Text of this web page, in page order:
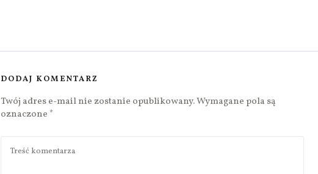
DODAJ KOMENTARZ
Twój adres e-mail nie zostanie opublikowany.Wymagane pola są
oznaczone *